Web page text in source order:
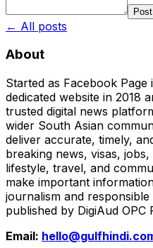
← All posts
About
Started as Facebook
dedicated website in 2018
trusted digital news
wider South Asian
deliver accurate, timely,
breaking news, visas,
lifestyle, travel, and
make important
journalism and
published by DigiAud OPC
Email: